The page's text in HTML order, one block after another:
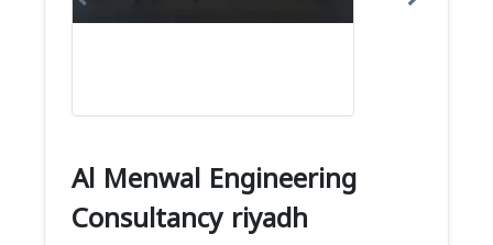
Al Menwal Engineering
Consultancy riyadh